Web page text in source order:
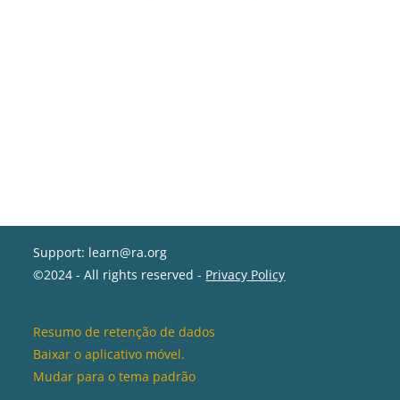
Support: learn@ra.org
©2024 - All rights reserved - Privacy Policy
Resumo de retenção de dados
Baixar o aplicativo móvel.
Mudar para o tema padrão